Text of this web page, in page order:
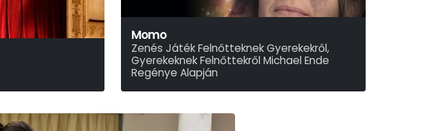
Momo
Zenés Játék Felnőtteknek Gyerekekről,
Gyerekeknek Felnőttekről Michael Ende
Regénye Alapján
Faragó Zsuzsa-Laboda Kornél